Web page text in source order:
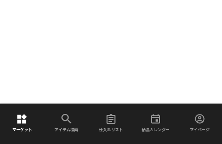
マーケット アイテム検索 仕入れリスト 納品カレンダー マイページ